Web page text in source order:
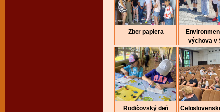
Zber papiera
výchova v
Rodičovský deň